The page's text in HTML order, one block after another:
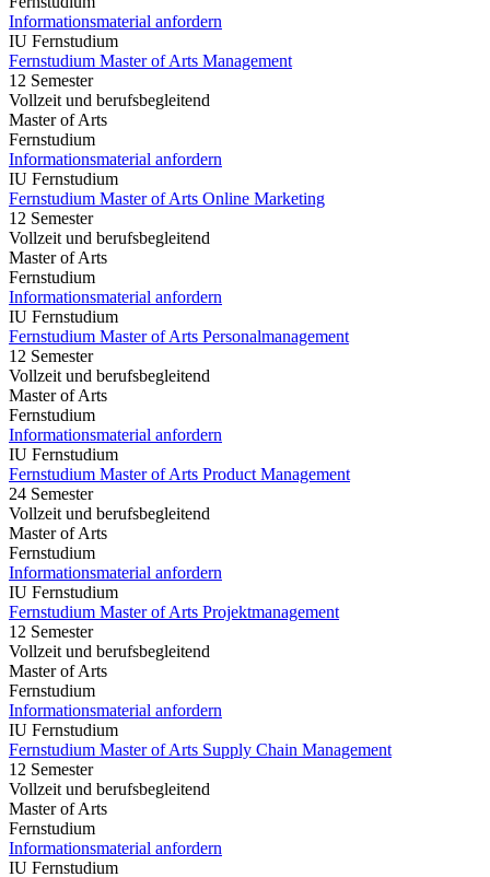
Informationsmaterial anfordern
IU Fernstudium
Fernstudium Master of Arts Management
12 Semester
Vollzeit und berufsbegleitend
Master of Arts
Fernstudium
Informationsmaterial anfordern
IU Fernstudium
Fernstudium Master of Arts Online Marketing
12 Semester
Vollzeit und berufsbegleitend
Master of Arts
Fernstudium
Informationsmaterial anfordern
IU Fernstudium
Fernstudium Master of Arts Personalmanagement
12 Semester
Vollzeit und berufsbegleitend
Master of Arts
Fernstudium
Informationsmaterial anfordern
IU Fernstudium
Fernstudium Master of Arts Product Management
24 Semester
Vollzeit und berufsbegleitend
Master of Arts
Fernstudium
Informationsmaterial anfordern
IU Fernstudium
Fernstudium Master of Arts Projektmanagement
12 Semester
Vollzeit und berufsbegleitend
Master of Arts
Fernstudium
Informationsmaterial anfordern
IU Fernstudium
Fernstudium Master of Arts Supply Chain Management
12 Semester
Vollzeit und berufsbegleitend
Master of Arts
Fernstudium
Informationsmaterial anfordern
IU Fernstudium